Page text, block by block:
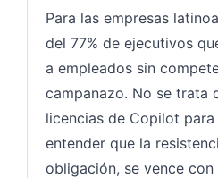
Para las empresas
del 77% de ejecutivos
a empleados sin
campanazo. No se trata
licencias de Copilot
entender que la
obligación, se vence con